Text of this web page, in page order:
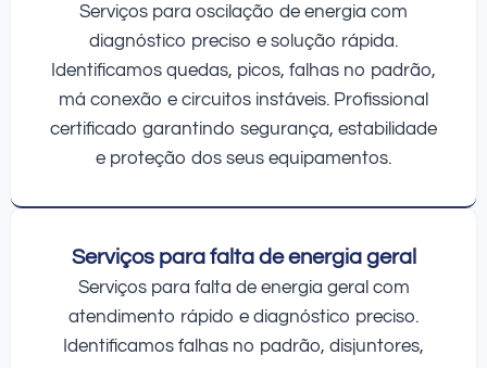
Serviços para oscilação de energia com
diagnóstico preciso e solução rápida.
Identificamos quedas, picos, falhas no padrão,
má conexão e circuitos instáveis. Profissional
certificado garantindo segurança, estabilidade
e proteção dos seus equipamentos.
Serviços para falta de energia geral
Serviços para falta de energia geral com
atendimento rápido e diagnóstico preciso.
Identificamos falhas no padrão, disjuntores,